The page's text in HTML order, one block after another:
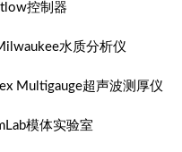
控制器
水质分析仪
Multigauge超声波测厚仪
模体实验室